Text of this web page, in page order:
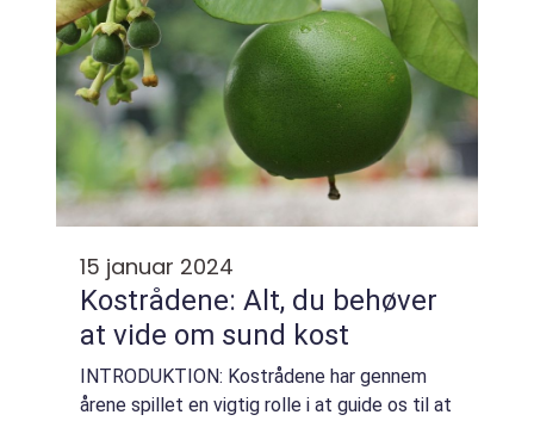
15 januar 2024
Kostrådene: Alt, du behøver
at vide om sund kost
INTRODUKTION: Kostrådene har gennem
årene spillet en vigtig rolle i at guide os til at